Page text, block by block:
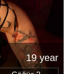
19 year